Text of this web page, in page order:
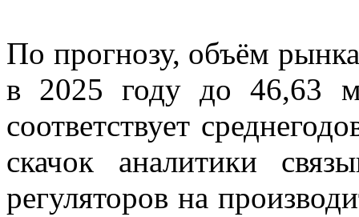
По прогнозу, объём
в 2025 году до 46,63
соответствует
скачок аналитики
регуляторов на